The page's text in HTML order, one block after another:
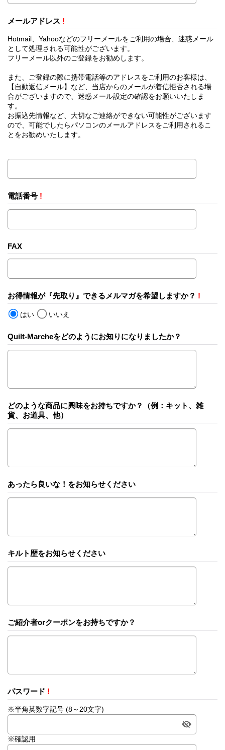
メールアドレス !
Hotmail、Yahooなどのフリーメールをご利用の場合、迷惑メール
として処理される可能性がございます。
フリーメール以外のご登録をお勧めします。
また、ご登録の際に携帯電話等のアドレスをご利用のお客様は、
【自動返信メール】など、当店からのメールが着信拒否される場
合がございますので、迷惑メール設定の確認をお願いいたしま
す。
お振込先情報など、大切なご連絡ができない可能性がございます
ので、可能でしたらパソコンのメールアドレスをご利用されるこ
とをお勧めいたします。
電話番号 !
FAX
お得情報が『先取り』できるメルマガを希望しますか？ !
はい いいえ
Quilt-Marcheをどのようにお知りになりましたか？
どのような商品に興味をお持ちですか？（例：キット、雑
貨、お道具、他）
あったら良いな！をお知らせください
キルト歴をお知らせください
ご紹介者orクーポンをお持ちですか？
パスワード !
※半角英数字記号 (8～20文字)
※確認用